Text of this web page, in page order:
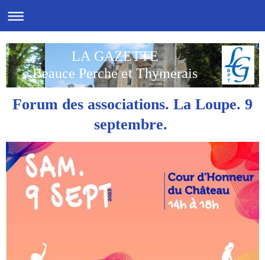
LA GAZETTE
Beauce Perche et Thymerais
Forum des associations. La Loupe. 9
septembre.